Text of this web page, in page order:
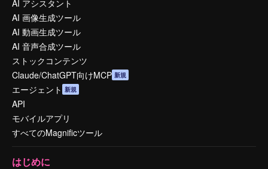
AI アシスタント
AI 画像生成ツール
AI 動画生成ツール
AI 音声合成ツール
ストックコンテンツ
Claude/ChatGPT向けMCP 新規
エージェント 新規
API
モバイルアプリ
すべてのMagnificツール
はじめに